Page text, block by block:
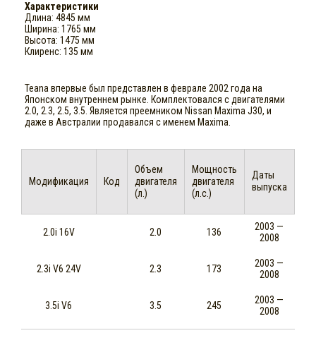
Характеристики
Длина: 4845 мм
Ширина: 1765 мм
Высота: 1475 мм
Клиренс: 135 мм
Teana впервые был представлен в феврале 2002 года на
Японском внутреннем рынке. Комплектовался с двигателями
2.0, 2.3, 2.5, 3.5. Является преемником Nissan Maxima J30, и
даже в Австралии продавался с именем Maxima.
Модификация Код
Объем
двигателя
(л.)
Мощность
двигателя
(л.с.)
Даты
выпуска
2.0i 16V 2.0 136
2003 —
2008
2.3i V6 24V 2.3 173
2003 —
2008
3.5i V6 3.5 245
2003 —
2008